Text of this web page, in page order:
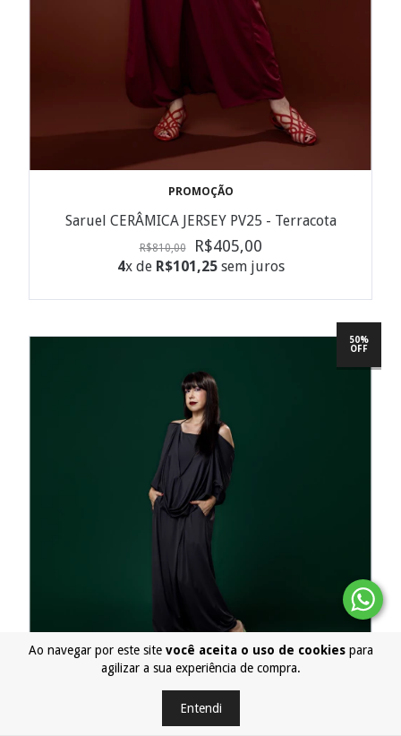
Ao navegar por este site você aceita o uso de cookiespara
agilizar a sua experiência de compra.
Entendi
PROMOÇÃO
Saruel CERÂMICA JERSEY PV25 - Terracota
R$810,00 R$405,00
4x de R$101,25sem juros
50%
OFF
PROMOÇÃO
Saruel CERÂMICA JERSEY PV25 - Grafite